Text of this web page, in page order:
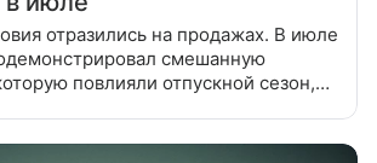
отразились на продажах. В июле
смешанную
повлияли отпускной сезон,